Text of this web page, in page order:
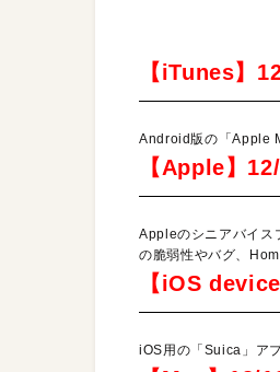
【iTunes】
Android版の「Apple
【Apple】
Appleのシニアバイス
の脆弱性やバグ、
【iOS
iOS用の「Suica」ア